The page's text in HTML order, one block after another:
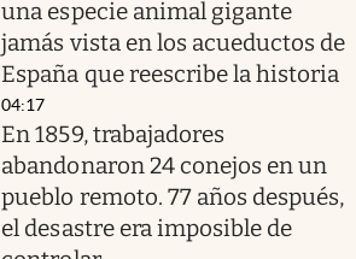
una especie animal gigante
jamás vista en los acueductos de
España que reescribe la historia
04:17
En 1859, trabajadores
abandonaron 24 conejos en un
pueblo remoto. 77 años después,
el desastre era imposible de